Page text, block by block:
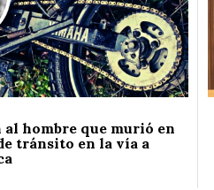
hombre que murió en
tránsito en la vía a